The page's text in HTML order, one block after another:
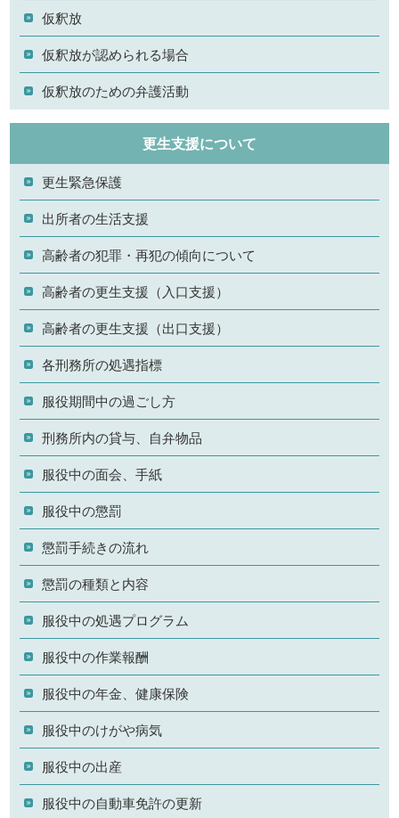
仮釈放
仮釈放が認められる場合
仮釈放のための弁護活動
更生支援について
更生緊急保護
出所者の生活支援
高齢者の犯罪・再犯の傾向について
高齢者の更生支援（入口支援）
高齢者の更生支援（出口支援）
各刑務所の処遇指標
服役期間中の過ごし方
刑務所内の貸与、自弁物品
服役中の面会、手紙
服役中の懲罰
懲罰手続きの流れ
懲罰の種類と内容
服役中の処遇プログラム
服役中の作業報酬
服役中の年金、健康保険
服役中のけがや病気
服役中の出産
服役中の自動車免許の更新